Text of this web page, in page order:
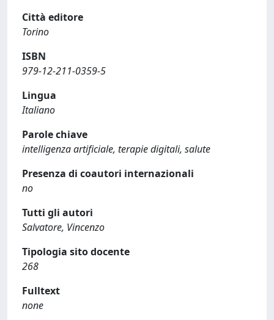
Città editore
Torino
ISBN
979-12-211-0359-5
Lingua
Italiano
Parole chiave
intelligenza artificiale, terapie digitali, salute
Presenza di coautori internazionali
no
Tutti gli autori
Salvatore, Vincenzo
Tipologia sito docente
268
Fulltext
none